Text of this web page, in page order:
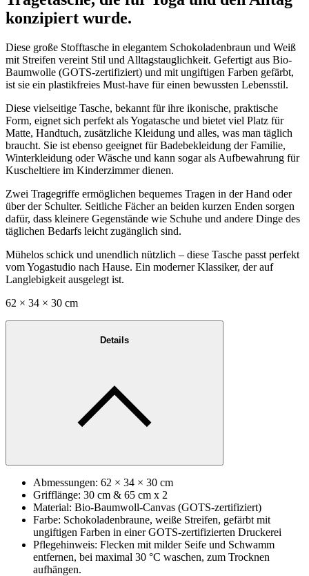
konzipiert wurde.
Diese große Stofftasche in elegantem Schokoladenbraun und Weiß
mit Streifen vereint Stil und Alltagstauglichkeit. Gefertigt aus Bio-
Baumwolle (GOTS-zertifiziert) und mit ungiftigen Farben gefärbt,
ist sie ein plastikfreies Must-have für einen bewussten Lebensstil.
Diese vielseitige Tasche, bekannt für ihre ikonische, praktische
Form, eignet sich perfekt als Yogatasche und bietet viel Platz für
Matte, Handtuch, zusätzliche Kleidung und alles, was man täglich
braucht. Sie ist ebenso geeignet für Badebekleidung der Familie,
Winterkleidung oder Wäsche und kann sogar als Aufbewahrung für
Kuscheltiere im Kinderzimmer dienen.
Zwei Tragegriffe ermöglichen bequemes Tragen in der Hand oder
über der Schulter. Seitliche Fächer an beiden kurzen Enden sorgen
dafür, dass kleinere Gegenstände wie Schuhe und andere Dinge des
täglichen Bedarfs leicht zugänglich sind.
Mühelos schick und unendlich nützlich – diese Tasche passt perfekt
vom Yogastudio nach Hause. Ein moderner Klassiker, der auf
Langlebigkeit ausgelegt ist.
62 × 34 × 30 cm
Details
Abmessungen: 62 × 34 × 30 cm
Grifflänge: 30 cm & 65 cm x 2
Material: Bio-Baumwoll-Canvas (GOTS-zertifiziert)
Farbe: Schokoladenbraune, weiße Streifen, gefärbt mit
ungiftigen Farben in einer GOTS-zertifizierten Druckerei
Pflegehinweis: Flecken mit milder Seife und Schwamm
entfernen, bei maximal 30 °C waschen, zum Trocknen
aufhängen.